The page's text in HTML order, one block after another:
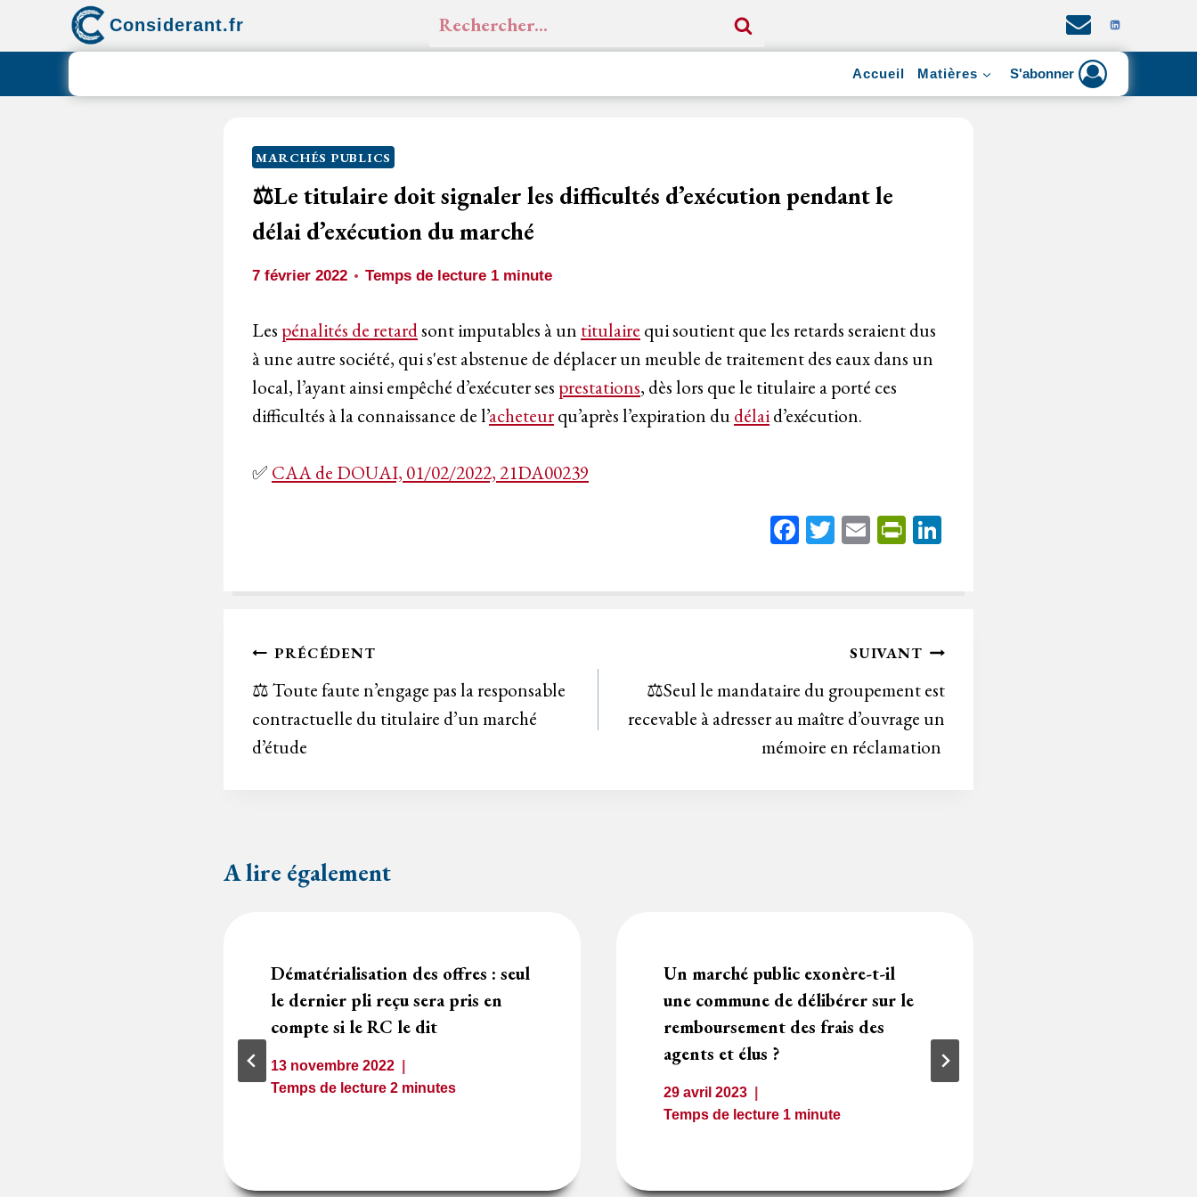
Considerant.fr Rechercher :
Accueil Matières S'abonner
MARCHÉS PUBLICS
⚖️Le titulaire doit signaler les difficultés d’exécution pendant le
délai d’exécution du marché
7 février 2022 Temps de lecture 1 minute
Les pénalités de retardsont imputables à un titulaire qui soutient que les retards seraient dus
à une autre société, qui s'est abstenue de déplacer un meuble de traitement des eaux dans un
local, l’ayant ainsi empêché d’exécuter ses prestations, dès lors que le titulaire a porté ces
difficultés à la connaissance de l’acheteurqu’après l’expiration dudélaid’exécution.
✅ CAA de DOUAI, 01/02/2022, 21DA00239
Fa
bo
T
tt
E
ail
Pr
tF
n
y
ed
Navigation
de
l’article
PRÉCÉDENT
⚖️ Toute faute n’engage pas la responsable
contractuelle du titulaire d’un marché
d’étude
SUIVANT
⚖️Seul le mandataire du groupement est
recevable à adresser au maître d’ouvrage un
mémoire en réclamation
A lire également
Dématérialisation des offres : seul
le dernier pli reçu sera pris en
compte si le RC le dit
13 novembre 2022
Temps de lecture 2 minutes
Un marché public exonère-t-il
une commune de délibérer sur le
remboursement des frais des
agents et élus ?
29 avril 2023
Temps de lecture 1 minute